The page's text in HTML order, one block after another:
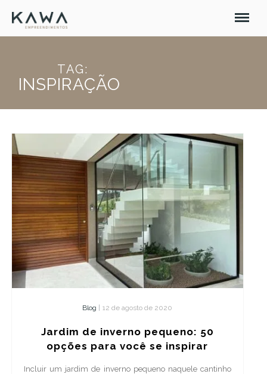
TAG:
INSPIRAÇÃO
Blog | 12 de agosto de 2020
Jardim de inverno pequeno: 50
opções para você se inspirar
Incluir um jardim de inverno pequeno naquele cantinho